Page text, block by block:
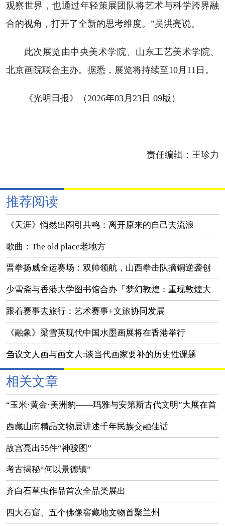
观察世界，也通过年轻策展团队将艺术与科学跨界融
合的视角，打开了全新的思考维度。”吴洪亮说。
此次展览由中央美术学院、山东工艺美术学院、
北京画院联合主办。据悉，展览将持续至10月11日。
《光明日报》（2026年03月23日 09版）
责任编辑：王珍力
推荐阅读
《天涯》悄然出圈引共鸣：离开原来的自己去流浪
歌曲：The old place老地方
晋拳扬威全运赛场：双帅领航，山西拳击队摘铜逆袭创
佳绩
少雪斋与香港大学图书馆合办「梦幻敦煌：重现敦煌大
美之境」展览
跟着赛事去旅行：艺术赛事+文旅协同发展
《融象》梁雪英现代中国水墨画展将在香港举行
刍议文人画与画文人:谈当代画家要补的历史性课题
相关文章
“玉米·黄金·美洲豹——玛雅与安第斯古代文明”大展在首
都博物馆开幕
西藏山南精品文物展讲述千年民族交融佳话
故宫亮出55件“神骏图”
考古揭秘“何以景德镇”
齐白石草虫作品首次全品类展出
四大石窟、五个佛像窖藏地文物首聚兰州